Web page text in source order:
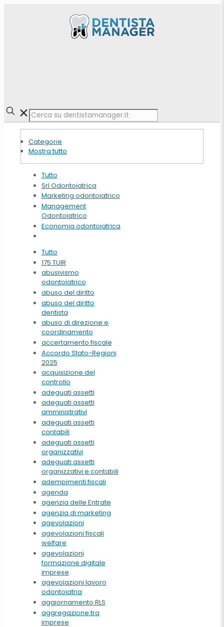
✕
Categorie
Mostra tutto
Tutto
Srl Odontoiatrica
Marketing odontoiatrico
Management
Odontoiatrico
Economia odontoiatrica
Tutto
175 TUIR
abusivismo
odontoiatrico
abuso del diritto
abuso del diritto
dentista
abuso di direzione e
coordinamento
accertamento fiscale
Accordo Stato-Regioni
2025
acquisizione del
controllo
adeguati assetti
adeguati assetti
amministrativi
adeguati assetti
contabili
adeguati assetti
organizzativi
adeguati assetti
organizzativi e contabili
adempimenti fiscali
agenda
agenzia delle Entrate
agenzia di marketing
agevolazioni
agevolazioni fiscali
welfare
agevolazioni
formazione digitale
imprese
agevolazioni lavoro
odontoiatria
aggiornamento RLS
aggregazione tra
imprese